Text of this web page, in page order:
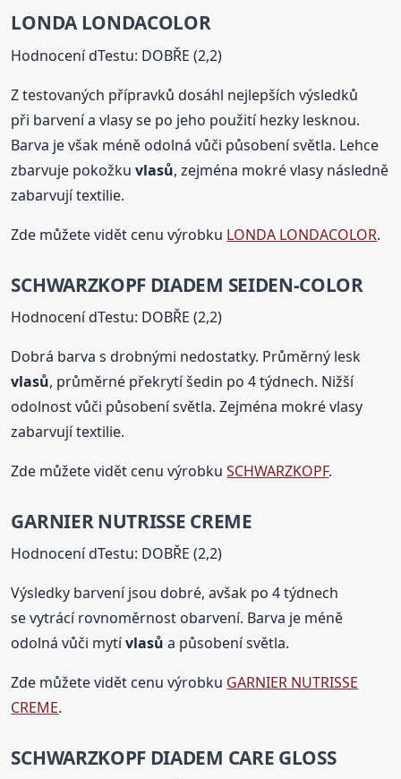
LONDA LONDACOLOR
Hodnocení dTestu: DOBŘE (2,2)
Z testovaných přípravků dosáhl nejlepších výsledků
při barvení a vlasy se po jeho použití hezky lesknou.
Barva je však méně odolná vůči působení světla. Lehce
zbarvuje pokožkuvlasů, zejména mokré vlasy následně
zabarvují textilie.
Zde můžete vidět cenu výrobku LONDA LONDACOLOR.
SCHWARZKOPF DIADEM SEIDEN-COLOR
Hodnocení dTestu: DOBŘE (2,2)
Dobrá barva s drobnými nedostatky. Průměrný lesk
vlasů, průměrné překrytí šedin po 4 týdnech. Nižší
odolnost vůči působení světla. Zejména mokré vlasy
zabarvují textilie.
Zde můžete vidět cenu výrobkuSCHWARZKOPF.
GARNIER NUTRISSE CREME
Hodnocení dTestu: DOBŘE (2,2)
Výsledky barvení jsou dobré, avšak po 4 týdnech
se vytrácí rovnoměrnost obarvení. Barva je méně
odolná vůči mytívlasů a působení světla.
Zde můžete vidět cenu výrobku GARNIER NUTRISSE
CREME.
SCHWARZKOPF DIADEM CARE GLOSS